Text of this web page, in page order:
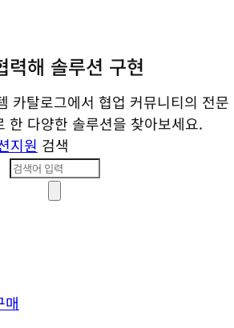
력해 솔루션 구현
카탈로그에서 협업 커뮤니티의 전문
한 다양한 솔루션을 찾아보세요.
지원 검색
매